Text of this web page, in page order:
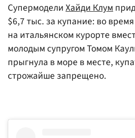
СупермоделиХайди Клум
$6,7 тыс. за купание: во
на итальянском курорте
молодым супругом Томом
прыгнула в море в месте,
строжайше запрещено.